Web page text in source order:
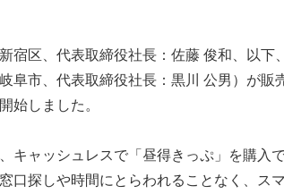
宿区、代表取締役社長：佐藤 俊和、以
阜市、代表取締役社長：黒川 公男）が販
始しました。
ャッシュレスで「昼得きっぷ」を購入
口探しや時間にとらわれることなく、ス